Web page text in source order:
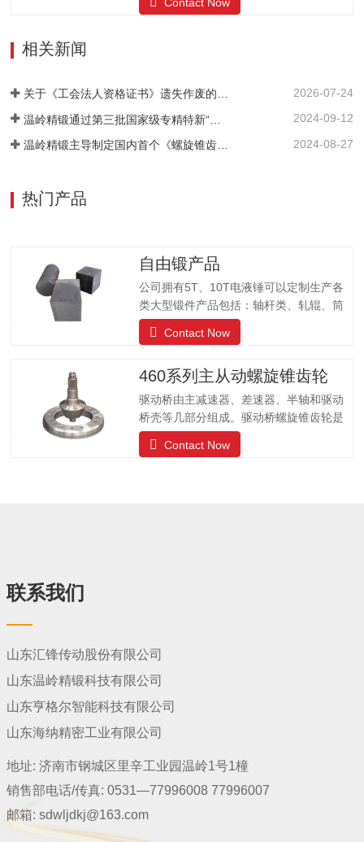
改变传动比，扩大驱动轮转矩和转速的作
相关新闻
关于《工会法人资格证书》遗失作废的声明 2026-07-24
2024-09-12
2024-08-27
热门产品
自由锻产品
公司拥有5T、10T电液锤可以定制生产各
类大型锻件产品包括：轴杆类、轧辊、筒
体类、阀体、车轮、齿轮、齿圈、环形、
方块、模块、锻圆、不锈钢等锻件产品；
械、造船、军工、汽车、模具等行业所广
泛使用。锻打80kg-15000kg的各种自由锻
锻件
Contact Now
460系列主从动螺旋锥齿轮
驱动桥由主减速器、差速器、半轴和驱动
桥壳等几部分组成。驱动桥螺旋锥齿轮是
一种在两相交轴之间传递扭矩的曲线齿
轮，功用是将传动轴传来的力按一定的传
孔、数控辗环、压力机模锻成型、等温正
Contact Now
联系我们
山东汇锋传动股份有限公司
山东温岭精锻科技有限公司
山东亨格尔智能科技有限公司
山东海纳精密工业有限公司
地址: 济南市钢城区里辛工业园温岭1号1橦
销售部电话/传真: 0531—77996008 77996007
邮箱: sdwljdkj@163.com